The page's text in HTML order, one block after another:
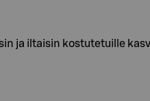
ja iltaisin kostutetuille